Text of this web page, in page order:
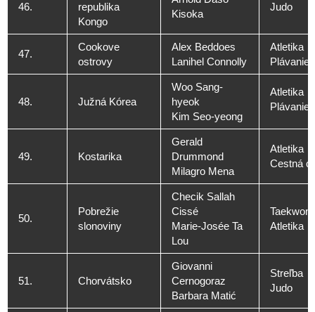
46.
republika
Kongo
Kisoka
Judo
47.
Cookove
ostrovy
Alex Beddoes
Lanihel Connolly
Atletika
Plávanie
48. Južná Kórea
Woo Sang-
hyeok
Kim Seo-yeong
Atletika
Plávanie
49. Kostarika
Gerald
Drummond
Milagro Mena
Atletika
Cestná
50.
Pobrežie
slonoviny
Checik Sallah
Cissé
Marie-Josée Ta
Lou
Atletika
51. Chorvátsko
Giovanni
Cernogoraz
Barbara Matić
Streľba
Judo